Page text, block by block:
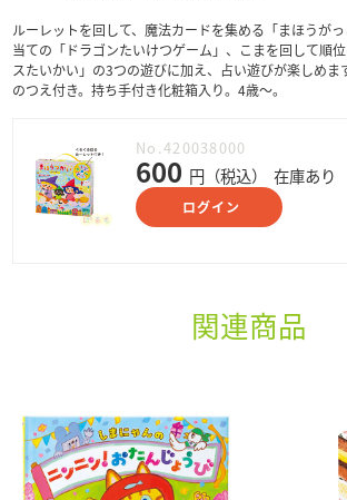
ルーレットを回して、魔法カードを集める「まほうが
当ての「ドラゴンたいけつゲーム」、こまを回して順
スたいかい」の3つの遊びに加え、占い遊びが楽しめま
のつえ付き。持ち手付き化粧箱入り。4歳〜。
No.420038000
600 円（税込） 在庫あり
ログイン
関連商品